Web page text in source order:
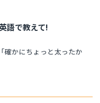
語で教えて!
確かにちょっと太ったか